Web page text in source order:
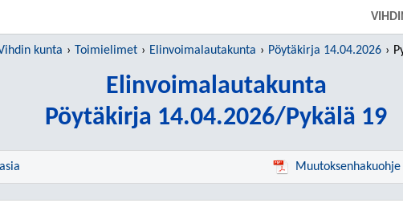
kunta Toimielimet Elinvoimalautakunta Pöytäkirja 14.04.2026
Elinvoimalautakunta
Pöytäkirja 14.04.2026/Pykälä 19
Muutoksenhakuohje